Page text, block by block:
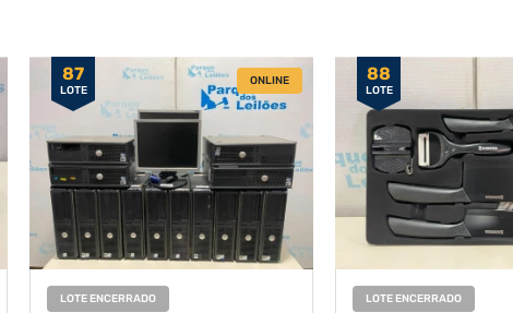
87
LOTE
ONLINE
LOTE ENCERRADO
88
LOTE
LOTE ENCERRADO